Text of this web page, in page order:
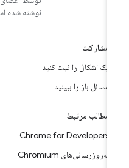
نوشته شده است.
مشارکت
یک اشکال را ثبت کنید
مسائل باز را ببینید
مطالب مرتبط
Chrome for Developers
به‌روزرسانی‌های Chromium